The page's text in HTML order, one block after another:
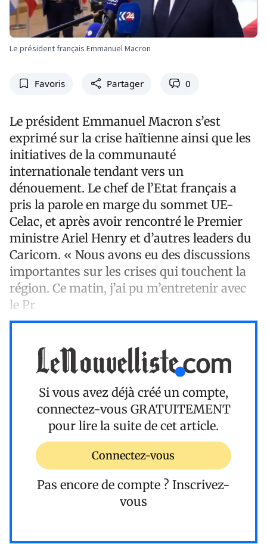
Le président français Emmanuel Macron
Favoris Partager 0
Le président Emmanuel Macron s’est
exprimé sur la crise haïtienne ainsi que les
initiatives de la communauté
internationale tendant vers un
dénouement. Le chef de l’Etat français a
pris la parole en marge du sommet UE-
Celac, et après avoir rencontré le Premier
ministre Ariel Henry et d’autres leaders du
Caricom. « Nous avons eu des discussions
importantes sur les crises qui touchent la
région. Ce matin, j’ai pu m’entretenir avec
le Pr
Si vous avez déjà créé un compte,
connectez-vous GRATUITEMENT
pour lire la suite de cet article.
Connectez-vous
Pas encore de compte ? Inscrivez-
vous